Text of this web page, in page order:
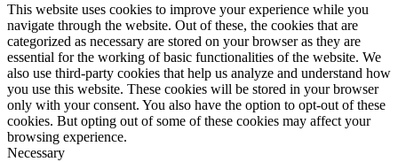
This website uses cookies to improve your experience while you
navigate through the website. Out of these, the cookies that are
categorized as necessary are stored on your browser as they are
essential for the working of basic functionalities of the website. We
also use third-party cookies that help us analyze and understand how
you use this website. These cookies will be stored in your browser
only with your consent. You also have the option to opt-out of these
cookies. But opting out of some of these cookies may affect your
browsing experience.
Necessary